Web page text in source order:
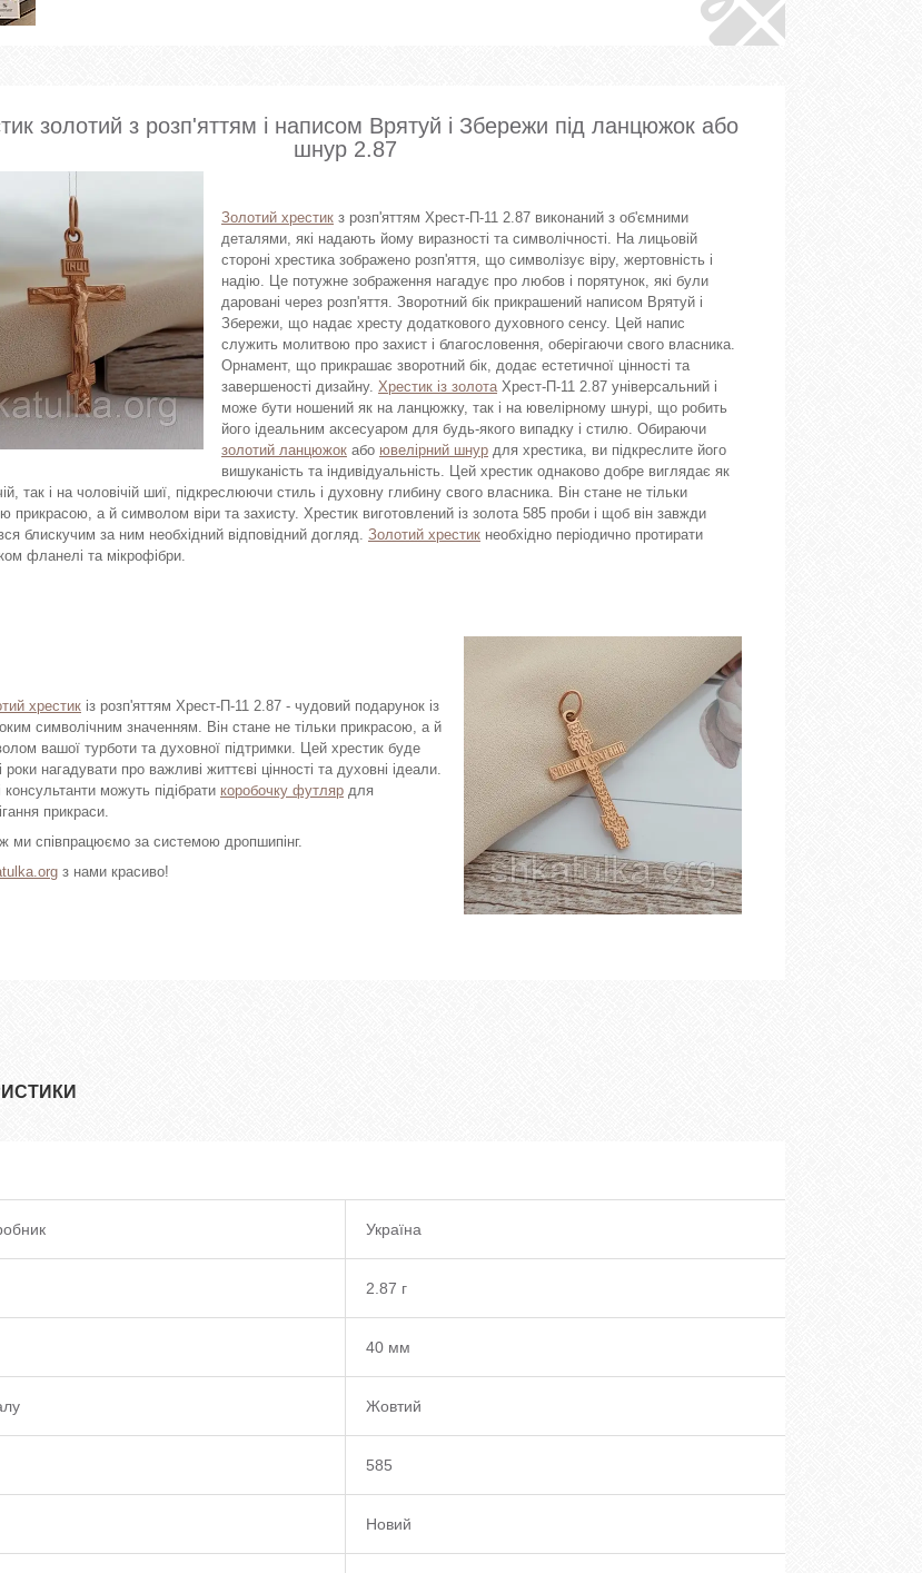
золотий з розп'яттям і написом Врятуй і Збережи під ланцюжок або
шнур 2.87
Золотий хрестик з розп'яттям Хрест-П-11 2.87 виконаний з об'ємними
деталями, які надають йому виразності та символічності. На лицьовій
стороні хрестика зображено розп'яття, що символізує віру, жертовність і
надію. Це потужне зображення нагадує про любов і порятунок, які були
даровані через розп'яття. Зворотний бік прикрашений написом Врятуй і
Збережи, що надає хресту додаткового духовного сенсу. Цей напис
служить молитвою про захист і благословення, оберігаючи свого власника.
Орнамент, що прикрашає зворотний бік, додає естетичної цінності та
завершеності дизайну. Хрестик із золота Хрест-П-11 2.87 універсальний і
може бути ношений як на ланцюжку, так і на ювелірному шнурі, що робить
його ідеальним аксесуаром для будь-якого випадку і стилю. Обираючи
золотий ланцюжок або ювелірний шнур для хрестика, ви підкреслите його
вишуканість та індивідуальність. Цей хрестик однаково добре виглядає як
так і на чоловічій шиї, підкреслюючи стиль і духовну глибину свого власника. Він стане не тільки
прикрасою, а й символом віри та захисту. Хрестик виготовлений із золота 585 проби і щоб він завжди
блискучим за ним необхідний відповідний догляд. Золотий хрестик необхідно періодично протирати
фланелі та мікрофібри.
хрестик із розп'яттям Хрест-П-11 2.87 - чудовий подарунок із
символічним значенням. Він стане не тільки прикрасою, а й
вашої турботи та духовної підтримки. Цей хрестик буде
роки нагадувати про важливі життєві цінності та духовні ідеали.
консультанти можуть підібрати коробочку футляр для
прикраси.
ми співпрацюємо за системою дропшипінг.
з нами красиво!
Україна
2.87 г
40 мм
Жовтий
585
Новий